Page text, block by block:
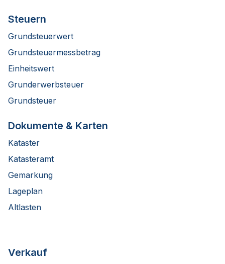
Steuern
Grundsteuerwert
Grundsteuermessbetrag
Einheitswert
Grunderwerbsteuer
Grundsteuer
Dokumente & Karten
Kataster
Katasteramt
Gemarkung
Lageplan
Altlasten
Verkauf